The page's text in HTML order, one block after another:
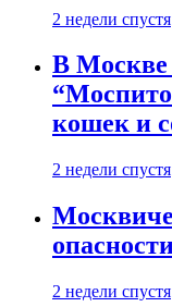
2 недели спустя
В Москве
кошек и
2 недели спустя
2 недели спустя